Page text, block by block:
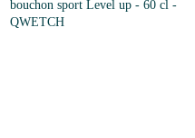
bouchon sport Level up - 60 cl -
QWETCH